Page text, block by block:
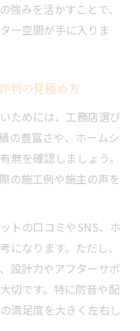
強みを活かすことで、
ー空間が手に入りま
判の見極め方
ためには、工務店選び
の豊富さや、ホームシ
無を確認しましょう。
の施工例や施主の声を
トの口コミやSNS、ホ
になります。ただし、
設計力やアフターサポ
切です。特に防音や配
満足度を大きく左右し